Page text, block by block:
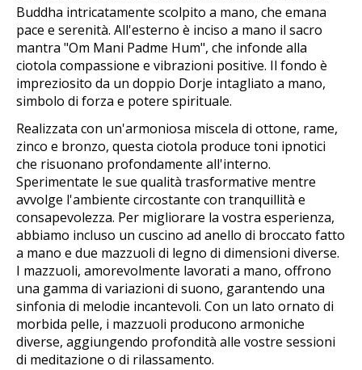
Buddha intricatamente scolpito a mano, che emana
pace e serenità. All'esterno è inciso a mano il sacro
mantra "Om Mani Padme Hum", che infonde alla
ciotola compassione e vibrazioni positive. Il fondo è
impreziosito da un doppio Dorje intagliato a mano,
simbolo di forza e potere spirituale.
Realizzata con un'armoniosa miscela di ottone, rame,
zinco e bronzo, questa ciotola produce toni ipnotici
che risuonano profondamente all'interno.
Sperimentate le sue qualità trasformative mentre
avvolge l'ambiente circostante con tranquillità e
consapevolezza. Per migliorare la vostra esperienza,
abbiamo incluso un cuscino ad anello di broccato fatto
a mano e due mazzuoli di legno di dimensioni diverse.
I mazzuoli, amorevolmente lavorati a mano, offrono
una gamma di variazioni di suono, garantendo una
sinfonia di melodie incantevoli. Con un lato ornato di
morbida pelle, i mazzuoli producono armoniche
diverse, aggiungendo profondità alle vostre sessioni
di meditazione o di rilassamento.